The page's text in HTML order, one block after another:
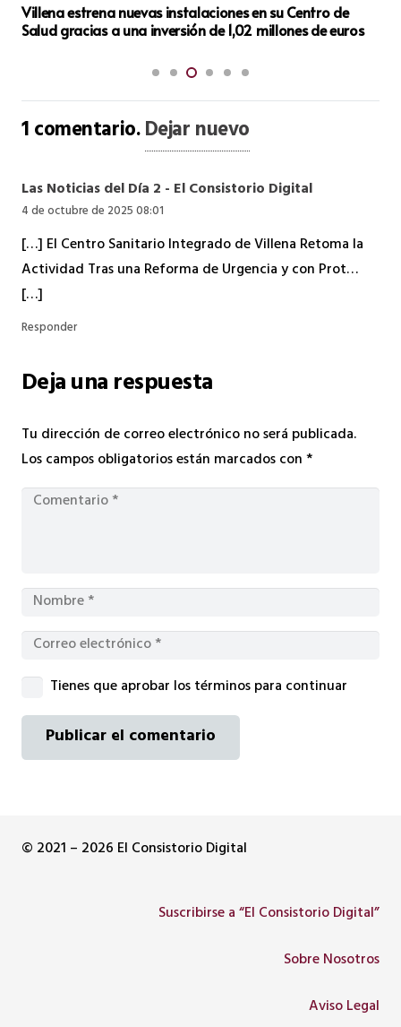
Universitarios de la Autónoma de Barcelona visitan
Villena para analizar su propuesta turística
1comentario.Dejar nuevo
Las Noticias del Día 2 - El Consistorio Digital
4 de octubre de 2025 08:01
[…] El Centro Sanitario Integrado de Villena Retoma la
Actividad Tras una Reforma de Urgencia y con Prot…
[…]
Responder
Deja una respuesta
Tu dirección de correo electrónico no será publicada.
Los campos obligatorios están marcados con*
Tienes que aprobar los términos para continuar
Publicar el comentario
© 2021 – 2026 El Consistorio Digital
Suscribirse a “El Consistorio Digital”
Sobre Nosotros
Aviso Legal